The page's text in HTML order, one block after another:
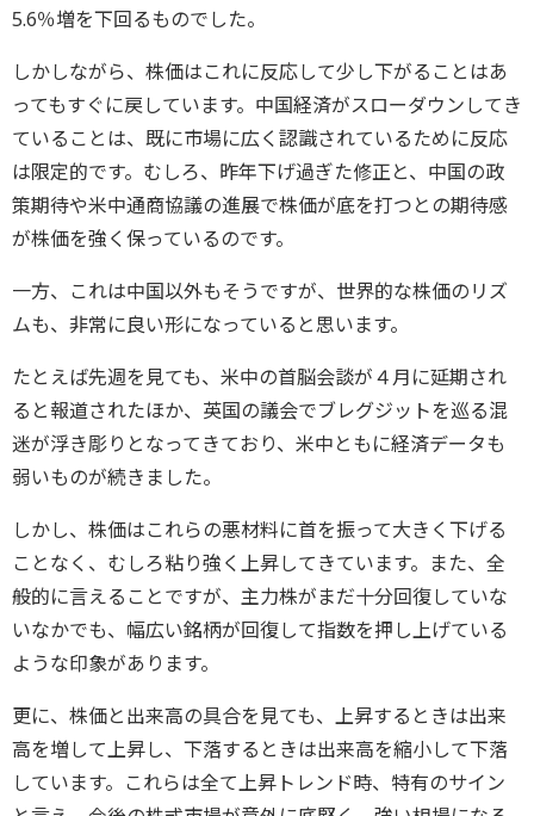
5.6％増を下回るものでした。
しかしながら、株価はこれに反応して少し下がることはあ
ってもすぐに戻しています。中国経済がスローダウンしてき
ていることは、既に市場に広く認識されているために反応
は限定的です。むしろ、昨年下げ過ぎた修正と、中国の政
策期待や米中通商協議の進展で株価が底を打つとの期待感
が株価を強く保っているのです。
一方、これは中国以外もそうですが、世界的な株価のリズ
ムも、非常に良い形になっていると思います。
たとえば先週を見ても、米中の首脳会談が４月に延期され
ると報道されたほか、英国の議会でブレグジットを巡る混
迷が浮き彫りとなってきており、米中ともに経済データも
弱いものが続きました。
しかし、株価はこれらの悪材料に首を振って大きく下げる
ことなく、むしろ粘り強く上昇してきています。また、全
般的に言えることですが、主力株がまだ十分回復していな
いなかでも、幅広い銘柄が回復して指数を押し上げている
ような印象があります。
更に、株価と出来高の具合を見ても、上昇するときは出来
高を増して上昇し、下落するときは出来高を縮小して下落
しています。これらは全て上昇トレンド時、特有のサイン